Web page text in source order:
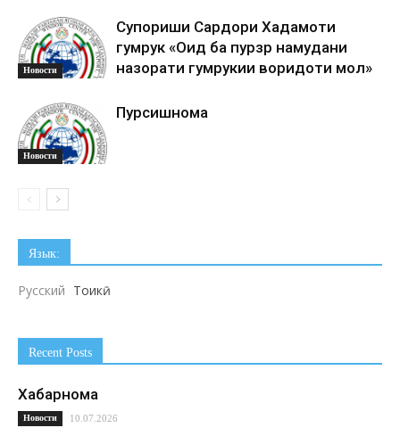
Новости
Супориши Сардори Хадамоти
гумрук «Оид ба пурзӯр намудани
назорати гумрукии воридоти мол»
Новости
Пурсишнома
Язык:
Русский Тоҷикӣ
Recent Posts
Хабарнома
Новости 10.07.2026